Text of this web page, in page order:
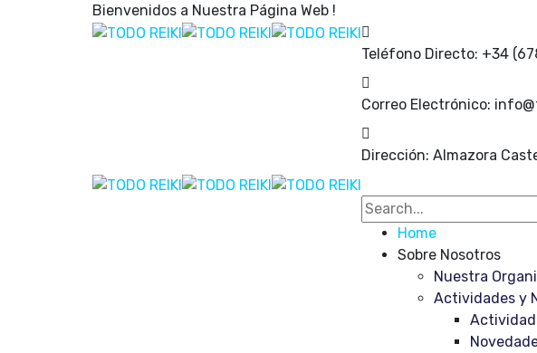
Bienvenidos a Nuestra Página Web !
Teléfono Directo: +34
Correo Electrónico:
Dirección: Almazora
Home
Sobre Nosotros
Nuestra
Actividades y